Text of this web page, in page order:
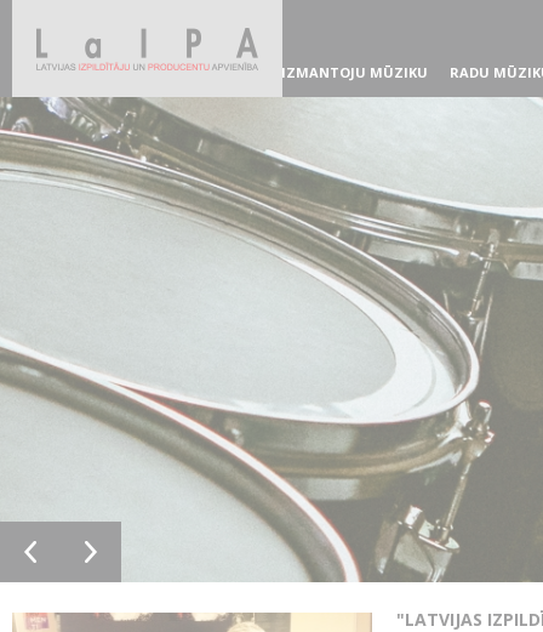
IZMANTOJU MŪZIKU RADU
"LATVIJAS